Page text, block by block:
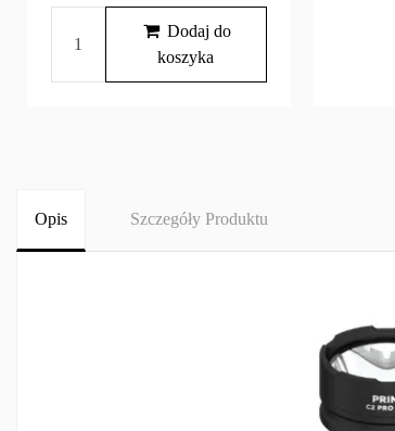
Dodaj do
koszyka
Opis Szczegóły Produktu